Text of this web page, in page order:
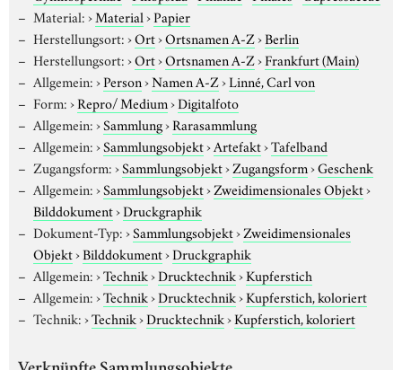
Material:›Material›Papier
Herstellungsort:›Ort›Ortsnamen A-Z›Berlin
Herstellungsort:›Ort›Ortsnamen A-Z›Frankfurt (Main)
Allgemein:›Person›Namen A-Z›Linné, Carl von
Form:›Repro/ Medium›Digitalfoto
Allgemein:›Sammlung›Rarasammlung
Allgemein:›Sammlungsobjekt›Artefakt›Tafelband
Zugangsform:›Sammlungsobjekt›Zugangsform›Geschenk
Allgemein:›Sammlungsobjekt›Zweidimensionales Objekt›
Bilddokument›Druckgraphik
Dokument-Typ:›Sammlungsobjekt›Zweidimensionales
Objekt›Bilddokument›Druckgraphik
Allgemein:›Technik›Drucktechnik›Kupferstich
Allgemein:›Technik›Drucktechnik›Kupferstich, koloriert
Technik:›Technik›Drucktechnik›Kupferstich, koloriert